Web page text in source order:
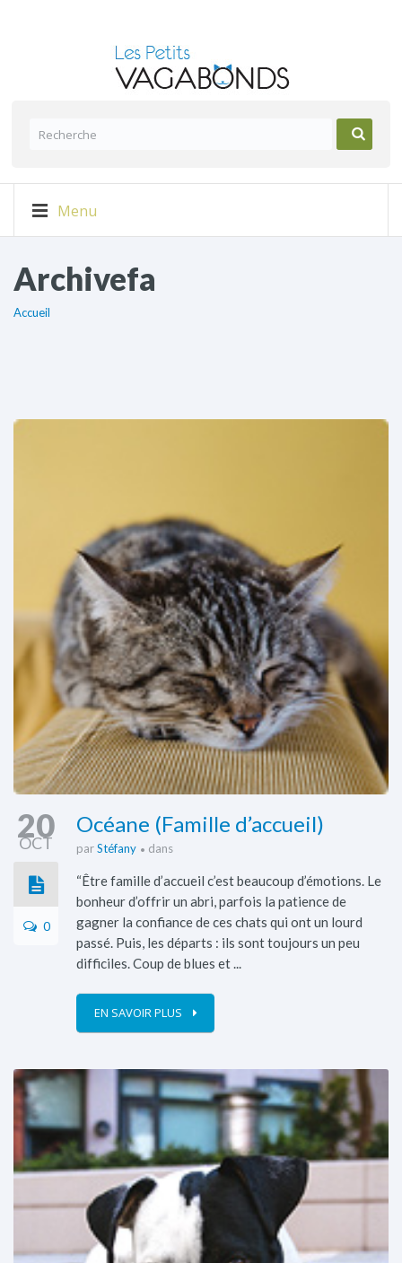
Menu
Archivefa
Accueil
20
OCT
0
Océane (Famille d’accueil)
parStéfany dans
“Être famille d’accueil c’est beaucoup d’émotions. Le
bonheur d’offrir un abri, parfois la patience de
gagner la confiance de ces chats qui ont un lourd
passé. Puis, les départs : ils sont toujours un peu
difficiles. Coup de blues et ...
EN SAVOIR PLUS